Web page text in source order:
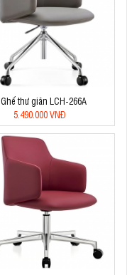
Ghế thư giãn LCH-266A
5.490.000 VNĐ